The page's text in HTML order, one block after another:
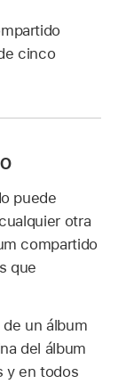
cinco
puede
otra
compartido
que
un álbum
del álbum
y en todos